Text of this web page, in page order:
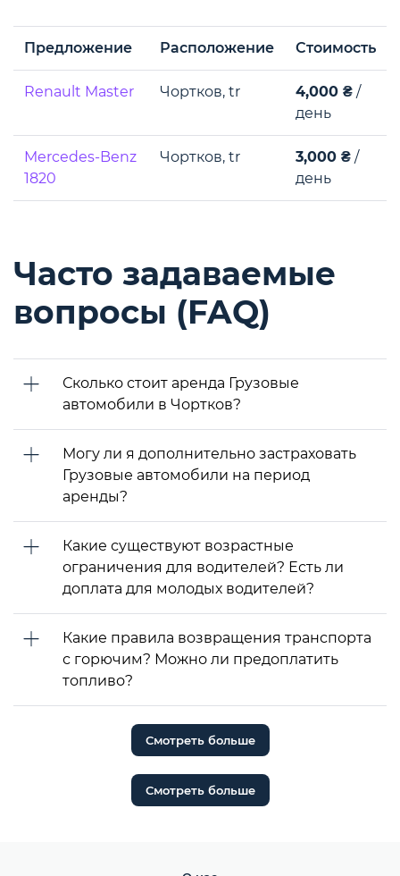
Предложение Расположение Стоимость
Renault Master Чортков, tr 4,000 ₴ /
день
Mercedes-Benz
1820
Чортков, tr 3,000 ₴ /
день
Часто задаваемые
вопросы (FAQ)
Сколько стоит аренда Грузовые
автомобили в Чортков?
Могу ли я дополнительно застраховать
Грузовые автомобили на период
аренды?
Какие существуют возрастные
ограничения для водителей? Есть ли
доплата для молодых водителей?
Какие правила возвращения транспорта
с горючим? Можно ли предоплатить
топливо?
Смотреть больше
Смотреть больше